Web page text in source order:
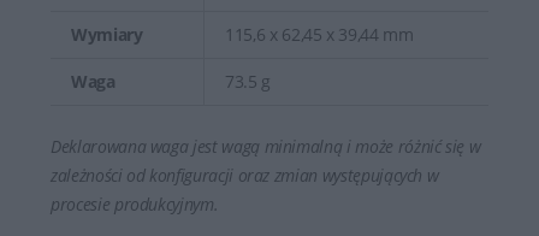
Wymiary 115,6 x 62,45 x 39,44 mm
Waga 73.5 g
Deklarowana waga jest wagą minimalną i może różnić się w
zależności od konfiguracji oraz zmian występujących w
procesie produkcyjnym.